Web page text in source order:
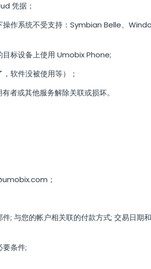
凭据；
操作系统不受支持：Symbian Belle、
目标设备上使用 Umobix Phone;
软件没被使用等）；
者或其他服务解除关联或损坏。
；
; 与您的帐户相关联的付款方式; 交易日期
条件;